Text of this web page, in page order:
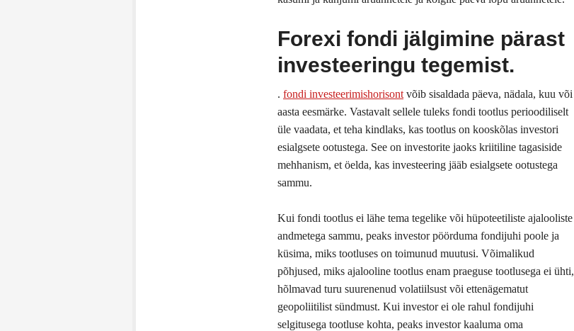
Forexi fondi jälgimine pärast
investeeringu tegemist.
. fondi investeerimishorisont võib sisaldada päeva, nädala, kuu või
aasta eesmärke. Vastavalt sellele tuleks fondi tootlus perioodiliselt
üle vaadata, et teha kindlaks, kas tootlus on kooskõlas investori
esialgsete ootustega. See on investorite jaoks kriitiline tagasiside
mehhanism, et öelda, kas investeering jääb esialgsete ootustega
sammu.
Kui fondi tootlus ei lähe tema tegelike või hüpoteetiliste ajalooliste
andmetega sammu, peaks investor pöörduma fondijuhi poole ja
küsima, miks tootluses on toimunud muutusi. Võimalikud
põhjused, miks ajalooline tootlus enam praeguse tootlusega ei ühti,
hõlmavad turu suurenenud volatiilsust või ettenägematut
geopoliitilist sündmust. Kui investor ei ole rahul fondijuhi
selgitusega tootluse kohta, peaks investor kaaluma oma